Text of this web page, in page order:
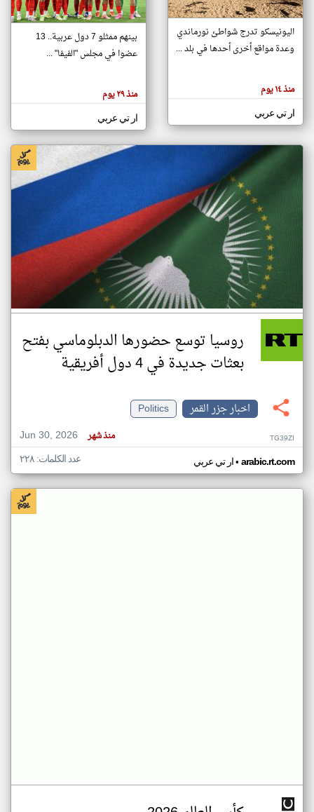
تغيير الدولة
اخبار جزر القمر على مدار الساعة
أهم اخبار جزر القمر العاجلة والمباشرة
هنا عن
وجهة
كاتبيها.
اليونيسكو تدرج شواطئ نورماندي
وعدة مواقع أخرى أحدها في بلد ...
منذ ١٤ يوم
ار تي عربي
بينهم ممثلو 7 دول عربية.. 13
عضوا في مجلس "الفيفا" ...
منذ ٢٩ يوم
ار تي عربي
روسيا توسع حضورها الدبلوماسي بفتح
بعثات جديدة في 4 دول أفريقية
اخبار جزر القمر
Politics
Jun 30, 2026
منذ شهر TG39ZI
ار تي عربي• arabic.rt.com عدد الكلمات: ٢٢٨
klyoum.com